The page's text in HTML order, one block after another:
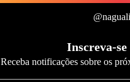
Inscreva-
Receba notificações sobre os